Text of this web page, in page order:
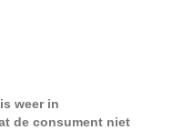
weer in
de consument niet